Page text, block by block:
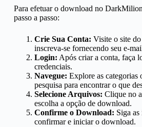
Para efetuar o download no
passo a passo:
Crie Sua Conta: Visite o site
inscreva-se fornecendo seu e-
Login: Após criar a conta, faça
credenciais.
Navegue: Explore as categorias
pesquisa para encontrar o que
Selecione Arquivos: Clique no
escolha a opção de download.
Confirme o Download: Siga as
confirmar e iniciar o download.